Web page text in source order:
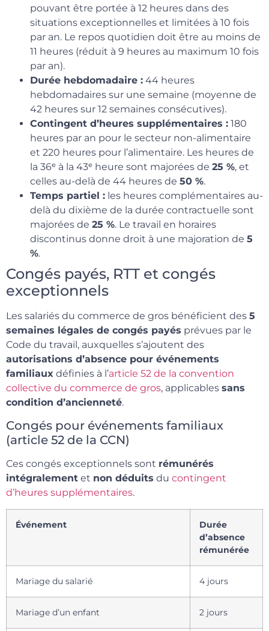
pouvant être portée à 12 heures dans des
situations exceptionnelles et limitées à 10 fois
par an. Le repos quotidien doit être au moins de
11 heures (réduit à 9 heures au maximum 10 fois
par an).
Durée hebdomadaire : 44 heures
hebdomadaires sur une semaine (moyenne de
42 heures sur 12 semaines consécutives).
Contingent d’heures supplémentaires : 180
heures par an pour le secteur non-alimentaire
et 220 heures pour l’alimentaire. Les heures de
la 36ᵉ à la 43ᵉ heure sont majorées de 25 %, et
celles au-delà de 44 heures de 50 %.
Temps partiel : les heures complémentaires au-
delà du dixième de la durée contractuelle sont
majorées de 25 %. Le travail en horaires
discontinus donne droit à une majoration de 5
%.
Congés payés, RTT et congés
exceptionnels
Les salariés du commerce de gros bénéficient des 5
semaines légales de congés payés prévues par le
Code du travail, auxquelles s’ajoutent des
autorisations d’absence pour événements
familiaux définies à l’article 52 de la convention
collective du commerce de gros, applicables sans
condition d’ancienneté.
Congés pour événements familiaux
(article 52 de la CCN)
Ces congés exceptionnels sont rémunérés
intégralement et non déduits du contingent
d’heures supplémentaires.
Événement
Durée
d’absence
rémunérée
Mariage du salarié 4 jours
Mariage d’un enfant 2 jours